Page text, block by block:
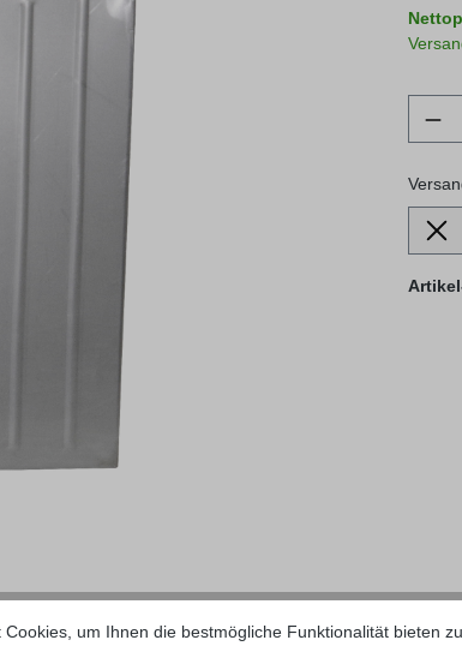
hinten rechts hinten
um Ihnen die bestmögliche Funktionalität bieten